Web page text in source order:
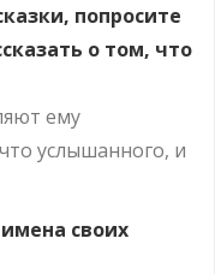
попросите
о том, что
ему
услышанного, и
своих